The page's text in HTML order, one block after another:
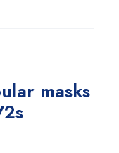
masks